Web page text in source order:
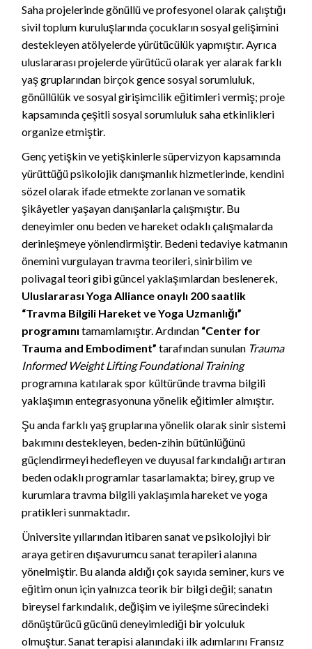
Saha projelerinde gönüllü ve profesyonel olarak çalıştığı
sivil toplum kuruluşlarında çocukların sosyal gelişimini
destekleyen atölyelerde yürütücülük yapmıştır. Ayrıca
uluslararası projelerde yürütücü olarak yer alarak farklı
yaş gruplarından birçok gence sosyal sorumluluk,
gönüllülük ve sosyal girişimcilik eğitimleri vermiş; proje
kapsamında çeşitli sosyal sorumluluk saha etkinlikleri
organize etmiştir.
Genç yetişkin ve yetişkinlerle süpervizyon kapsamında
yürüttüğü psikolojik danışmanlık hizmetlerinde, kendini
sözel olarak ifade etmekte zorlanan ve somatik
şikâyetler yaşayan danışanlarla çalışmıştır. Bu
deneyimler onu beden ve hareket odaklı çalışmalarda
derinleşmeye yönlendirmiştir. Bedeni tedaviye katmanın
önemini vurgulayan travma teorileri, sinirbilim ve
polivagal teori gibi güncel yaklaşımlardan beslenerek,
Uluslararası Yoga Alliance onaylı 200 saatlik
“Travma Bilgili Hareket ve Yoga Uzmanlığı”
programını tamamlamıştır. Ardından “Center for
Trauma and Embodiment” tarafından sunulan Trauma
Informed Weight Lifting Foundational Training
programına katılarak spor kültüründe travma bilgili
yaklaşımın entegrasyonuna yönelik eğitimler almıştır.
Şu anda farklı yaş gruplarına yönelik olarak sinir sistemi
bakımını destekleyen, beden-zihin bütünlüğünü
güçlendirmeyi hedefleyen ve duyusal farkındalığı artıran
beden odaklı programlar tasarlamakta; birey, grup ve
kurumlara travma bilgili yaklaşımla hareket ve yoga
pratikleri sunmaktadır.
Üniversite yıllarından itibaren sanat ve psikolojiyi bir
araya getiren dışavurumcu sanat terapileri alanına
yönelmiştir. Bu alanda aldığı çok sayıda seminer, kurs ve
eğitim onun için yalnızca teorik bir bilgi değil; sanatın
bireysel farkındalık, değişim ve iyileşme sürecindeki
dönüştürücü gücünü deneyimlediği bir yolculuk
olmuştur. Sanat terapisi alanındaki ilk adımlarını Fransız